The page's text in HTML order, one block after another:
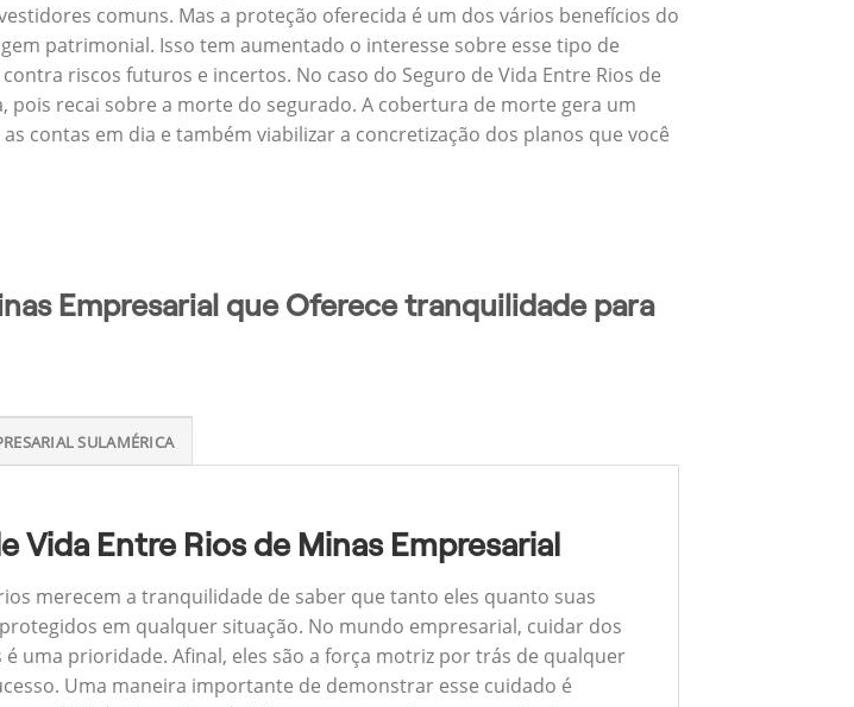
comuns. Mas a proteção oferecida é um dos vários benefícios do
patrimonial. Isso tem aumentado o interesse sobre esse tipo de
riscos futuros e incertos. No caso do Seguro de Vida Entre Rios de
recai sobre a morte do segurado. A cobertura de morte gera um
contas em dia e também viabilizar a concretização dos planos que você
Empresarial que Oferece tranquilidade para
SULAMÉRICA
Vida Entre Rios de Minas Empresarial
merecem a tranquilidade de saber que tanto eles quanto suas
em qualquer situação. No mundo empresarial, cuidar dos
uma prioridade. Afinal, eles são a força motriz por trás de qualquer
Uma maneira importante de demonstrar esse cuidado é